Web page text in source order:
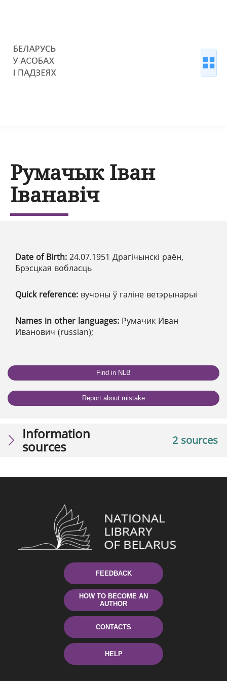
Румачык Іван
Іванавіч
Date of Birth: 24.07.1951 Драгічынскі раён,
Брэсцкая вобласць
Quick reference: вучоны ў галіне ветэрынарыі
Names in other languages: Румачик Иван
Иванович (russian);
Find in NLB
Report about mistake
2 sources
Information
sources
FEEDBACK
HOW TO BECOME AN
AUTHOR
CONTACTS
HELP